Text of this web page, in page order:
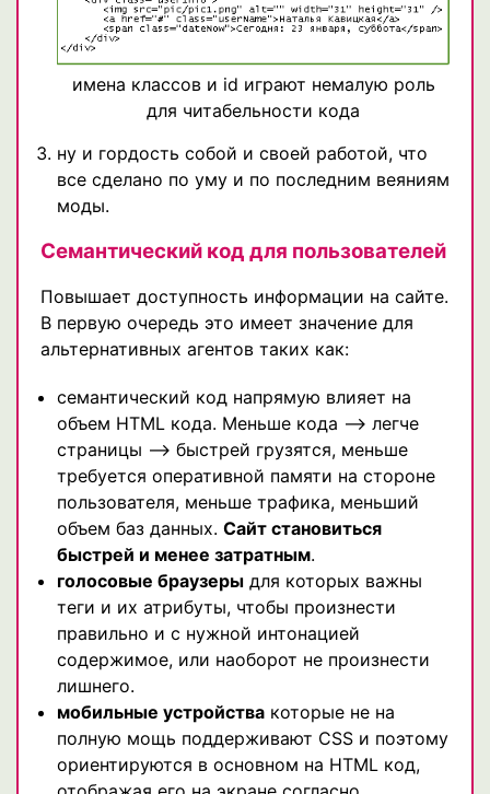
имена классов и id играют немалую роль
для читабельности кода
ну и гордость собой и своей работой, что
все сделано по уму и по последним веяниям
моды.
Семантический код для пользователей
Повышает доступность информации на сайте.
В первую очередь это имеет значение для
альтернативных агентов таких как:
семантический код напрямую влияет на
объем HTML кода. Меньше кода —> легче
страницы —> быстрей грузятся, меньше
требуется оперативной памяти на стороне
пользователя, меньше трафика, меньший
объем баз данных. Сайт становиться
быстрей и менее затратным.
голосовые браузеры для которых важны
теги и их атрибуты, чтобы произнести
правильно и с нужной интонацией
содержимое, или наоборот не произнести
лишнего.
мобильные устройства которые не на
полную мощь поддерживают CSS и поэтому
ориентируются в основном на HTML код,